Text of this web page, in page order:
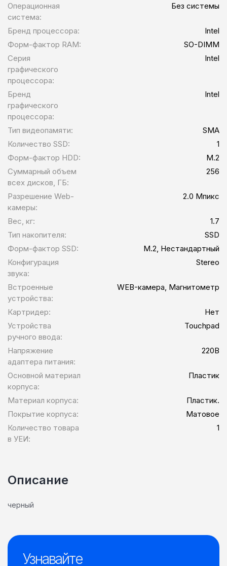
Операционная
система:
Без системы
Бренд процессора:
Intel
Форм-фактор RAM:
SO-DIMM
Серия
графического
процессора:
Intel
Бренд
графического
процессора:
Intel
Тип видеопамяти:
SMA
Количество SSD:
1
Форм-фактор HDD:
M.2
Суммарный объем
всех дисков, ГБ:
256
Разрешение Web-
камеры:
2.0 Мпикс
Вес, кг:
1.7
Тип накопителя:
SSD
Форм-фактор SSD:
M.2, Нестандартный
Конфигурация
звука:
Stereo
Встроенные
устройства:
WEB-камера, Магнитометр
Картридер:
Нет
Устройства
ручного ввода:
Touchpad
Напряжение
адаптера питания:
220В
Основной материал
корпуса:
Пластик
Материал корпуса:
Пластик.
Покрытие корпуса:
Матовое
Количество товара
в УЕИ:
1
Описание
черный
Узнавайте